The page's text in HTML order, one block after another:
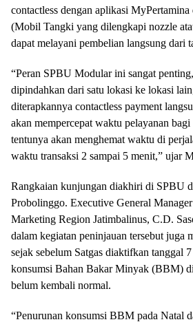
contactless dengan aplikasi
(Mobil Tangki yang dilengkapi nozzle
dapat melayani pembelian langsung dari
“Peran SPBU Modular ini sangat
dipindahkan dari satu lokasi ke lokasi
diterapkannya contactless payment
akan mempercepat waktu pelayanan
tentunya akan menghemat waktu di
waktu transaksi 2 sampai 5 menit,” ujar
Rangkaian kunjungan diakhiri di SPBU
Probolinggo. Executive General
Marketing Region Jatimbalinus, C.D.
dalam kegiatan peninjauan tersebut juga
sejak sebelum Satgas diaktifkan tanggal
konsumsi Bahan Bakar Minyak (BBM)
belum kembali normal.
“Penurunan konsumsi BBM pada Natal